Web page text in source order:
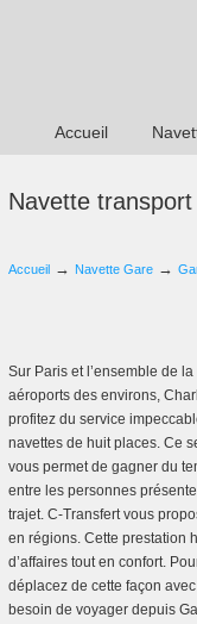
Accueil
Navette
Accueil → Navette Gare →
Sur Paris et l’ensemble de
aéroports des environs,
profitez du service
navettes de huit places. Ce
vous permet de gagner du
entre les personnes
trajet. C-Transfert vous
en régions. Cette prestation
d’affaires tout en confort.
déplacez de cette façon
besoin de voyager depuis